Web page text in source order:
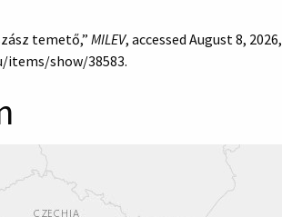
temető,”MILEV, accessed August 8, 2026,
show/38583.